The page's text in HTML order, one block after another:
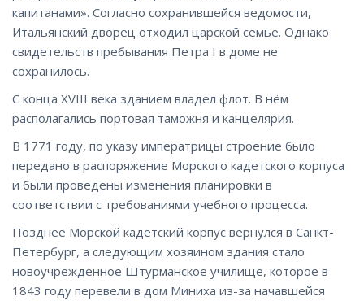
капитанами». Согласно сохранившейся ведомости,
Итальянский дворец отходил царской семье. Однако
свидетельств пребывания Петра I в доме не
сохранилось.
С конца XVIII века зданием владел флот. В нём
располагались портовая таможня и канцелярия.
В 1771 году, по указу императрицы строение было
передано в распоряжение Морского кадетского корпуса
и были проведены изменения планировки в
соответствии с требованиями учебного процесса.
Позднее Морской кадетский корпус вернулся в Санкт-
Петербург, а следующим хозяином здания стало
новоучрежденное Штурманское училище, которое в
1843 году перевели в дом Миниха из-за начавшейся